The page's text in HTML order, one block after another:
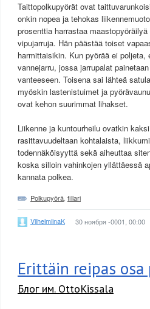
Taittopolkupyörät ovat
onkin nopea ja tehokas
prosenttia harrastaa
vipujarruja. Hän päästää toiset
harmittaisikin. Kun pyörää ei
vannejarru, jossa jarrupalat
vanteeseen. Toisena sai lähteä
myöskin lastenistuimet ja
ovat kehon suurimmat lihakset.
Liikenne ja kuntourheilu ovatkin
rasittavuudeltaan kohtalaista,
todennäköisyyttä sekä aiheuttaa
koska silloin vahinkojen yllättäessä
kannata polkea.
Polkupyörä fillari
VilhelmiinaK 30 ноября -0001, 00:00
Erittäin reipas
Блог им. OttoKissala